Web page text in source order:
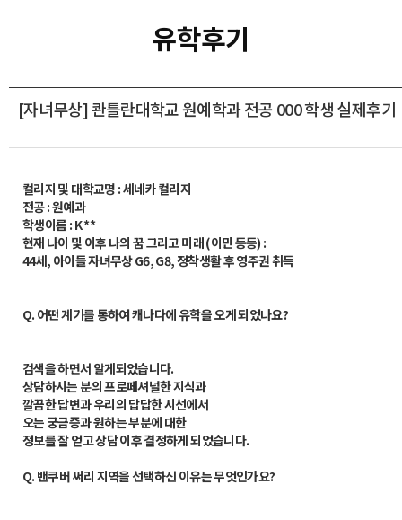
유학후기
[자녀무상] 콴틀란대학교 원예학과 전공 000 학생 실제후기
컬리지 및 대학교명 : 세네카 컬리지
전공 : 원예과
학생이름 : K **
현재 나이 및 이후 나의 꿈 그리고 미래 (이민 등등) :
44세, 아이들 자녀무상 G6, G8, 정착생활 후 영주권 취득
Q. 어떤 계기를 통하여 캐나다에 유학을 오게 되었나요?
검색을 하면서 알게되었습니다.
상담하시는 분의 프로페셔널한 지식과
깔끔한 답변과 우리의 답답한 시선에서
오는 궁금증과 원하는 부분에 대한
정보를 잘 얻고 상담 이후 결정하게 되었습니다.
Q. 밴쿠버 써리 지역을 선택하신 이유는 무엇인가요?